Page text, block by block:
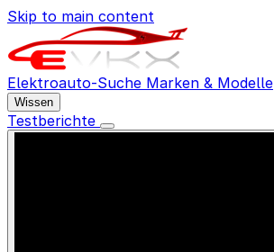
Skip to main content
Elektroauto-Suche Marken & Modelle
Wissen
Testberichte